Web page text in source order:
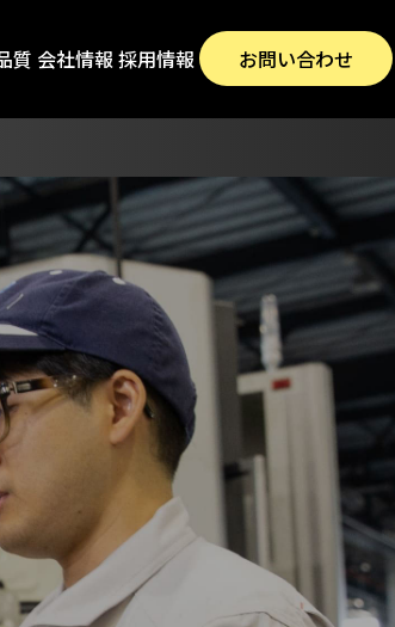
ィ
質 会社情報
ィ
採用情報 お問い合わせ